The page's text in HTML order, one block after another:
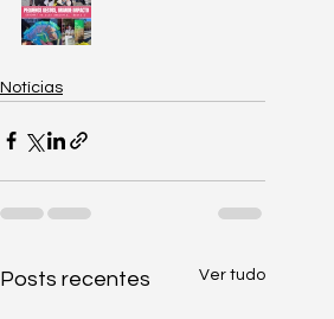
Notícias
Posts recentes Ver tudo